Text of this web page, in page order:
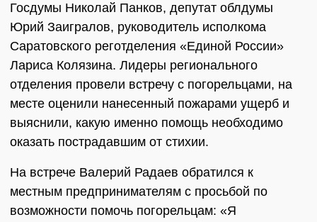
Госдумы Николай Панков, депутат облдумы
Юрий Заигралов, руководитель исполкома
Саратовского реготделения «Единой России»
Лариса Колязина. Лидеры регионального
отделения провели встречу с погорельцами, на
месте оценили нанесенный пожарами ущерб и
выяснили, какую именно помощь необходимо
оказать пострадавшим от стихии.
На встрече Валерий Радаев обратился к
местным предпринимателям с просьбой по
возможности помочь погорельцам: «Я